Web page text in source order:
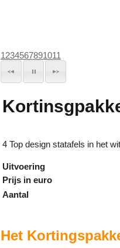
1234567891011
4 Top design statafels in het
Uitvoering
Prijs in euro
Aantal
Het